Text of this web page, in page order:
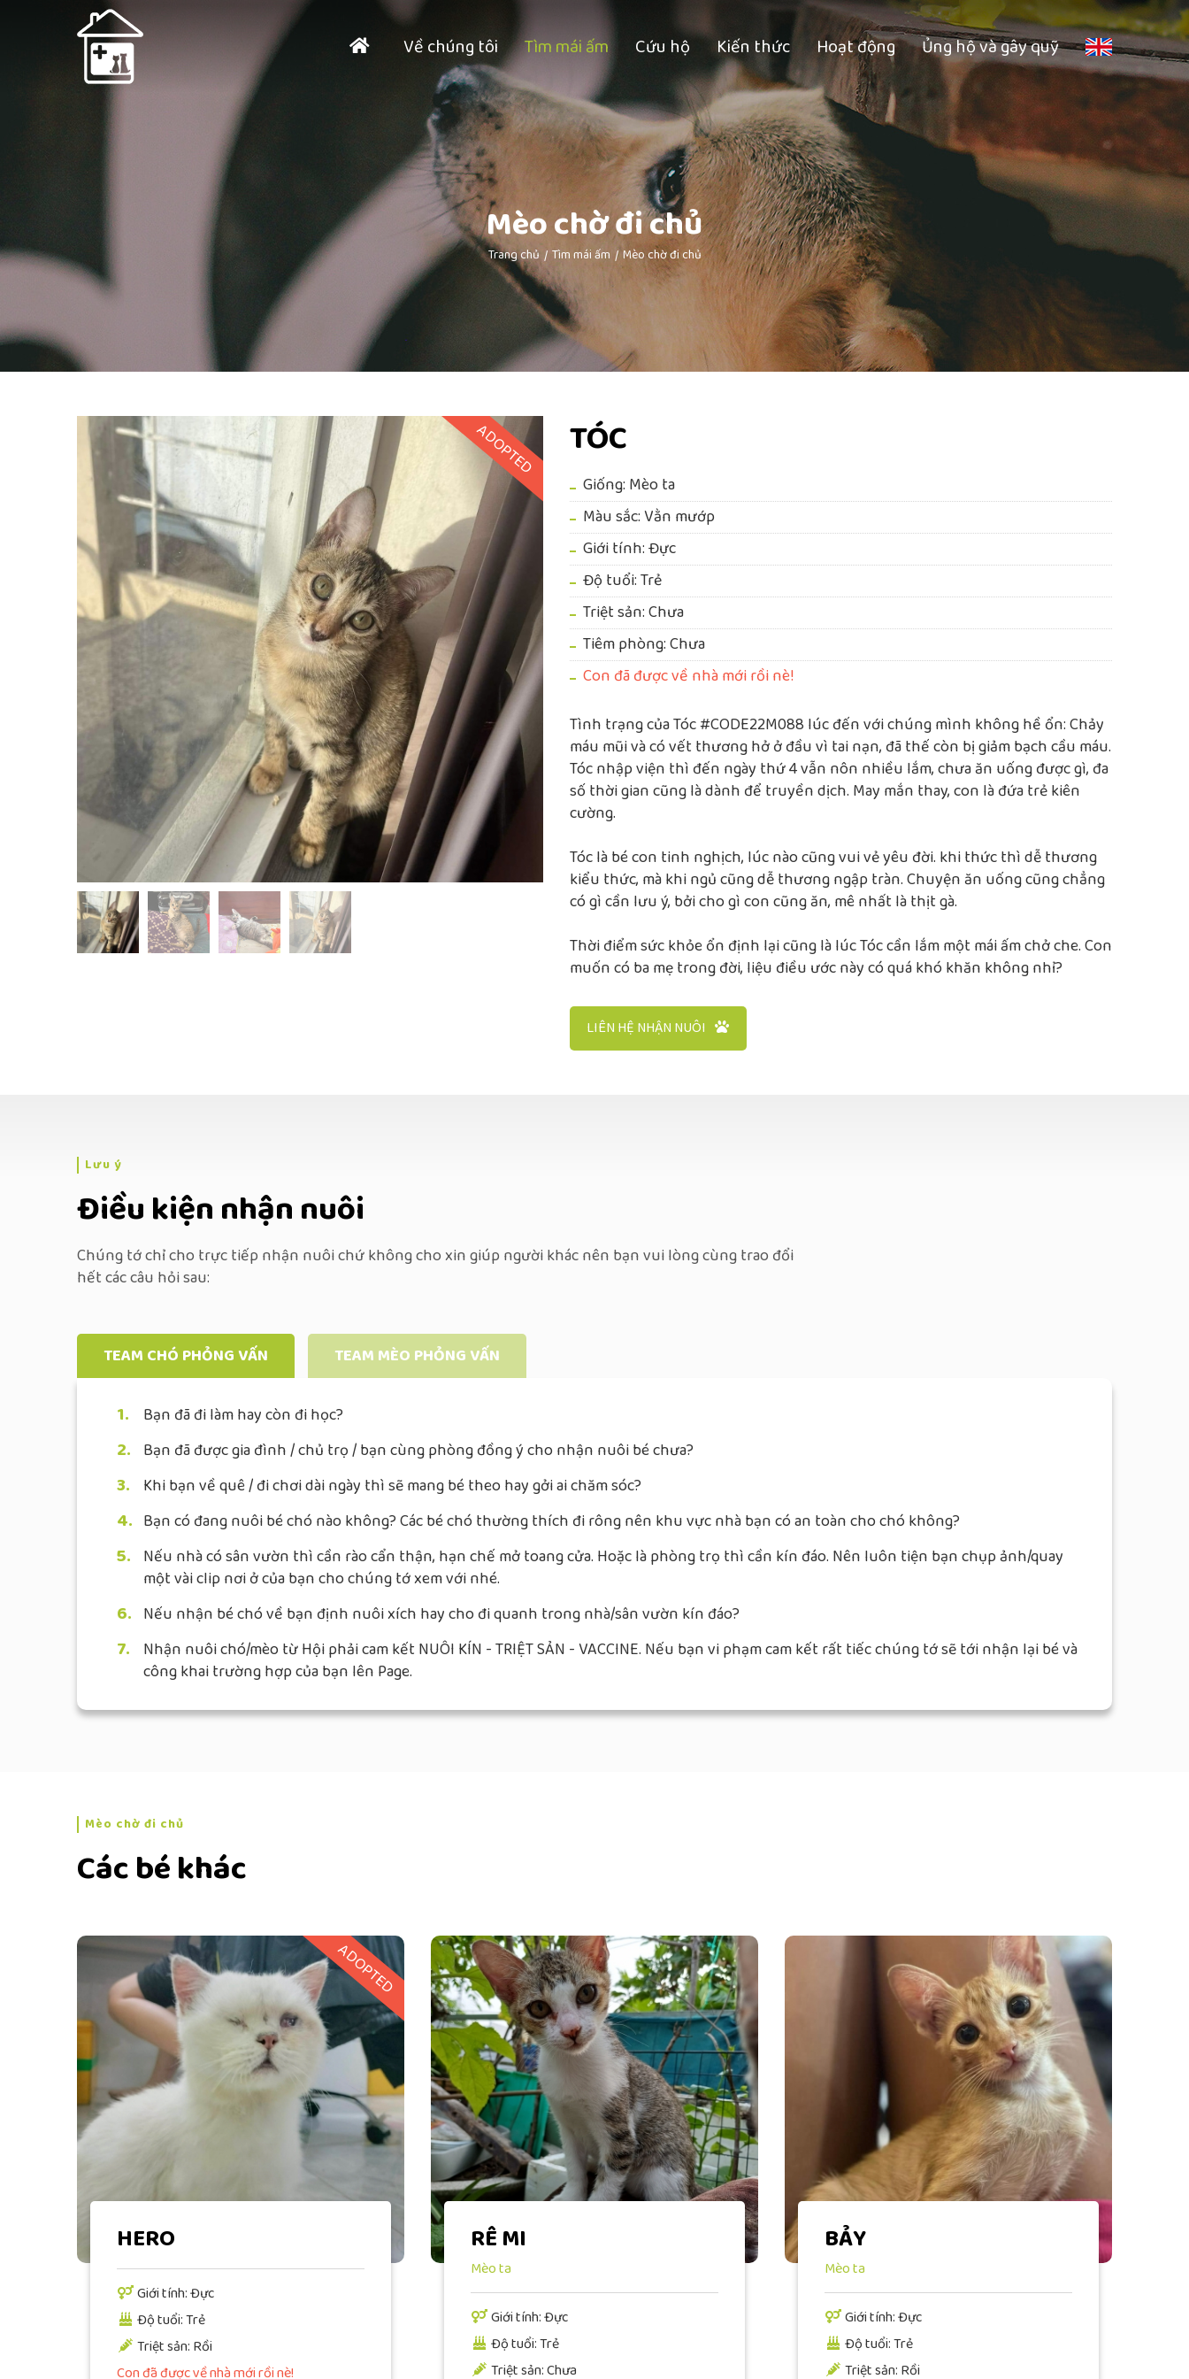
Về chúng tôi Tìm mái ấm Cứu hộ Kiến thức Hoạt động Ủng hộ và gây quỹ
Mèo chờ đi chủ
Trang chủ Tìm mái ấm Mèo chờ đi chủ
ADOPTED TÓC
Giống: Mèo ta
Màu sắc: Vằn mướp
Giới tính: Đực
Độ tuổi: Trẻ
Triệt sản: Chưa
Tiêm phòng: Chưa
Con đã được về nhà mới rồi nè!
Tình trạng của Tóc #CODE22M088 lúc đến với chúng mình không hề ổn: Chảy
máu mũi và có vết thương hở ở đầu vì tai nạn, đã thế còn bị giảm bạch cầu máu.
Tóc nhập viện thì đến ngày thứ 4 vẫn nôn nhiều lắm, chưa ăn uống được gì, đa
số thời gian cũng là dành để truyền dịch. May mắn thay, con là đứa trẻ kiên
cường.
Tóc là bé con tinh nghịch, lúc nào cũng vui vẻ yêu đời. khi thức thì dễ thương
kiểu thức, mà khi ngủ cũng dễ thương ngập tràn. Chuyện ăn uống cũng chẳng
có gì cần lưu ý, bởi cho gì con cũng ăn, mê nhất là thịt gà.
Thời điểm sức khỏe ổn định lại cũng là lúc Tóc cần lắm một mái ấm chở che. Con
muốn có ba mẹ trong đời, liệu điều ước này có quá khó khăn không nhỉ?
LIÊN HỆ NHẬN NUÔI
Lưu ý
Điều kiện nhận nuôi
Chúng tớ chỉ cho trực tiếp nhận nuôi chứ không cho xin giúp người khác nên bạn vui lòng cùng trao đổi
hết các câu hỏi sau:
TEAM CHÓ PHỎNG VẤN TEAM MÈO PHỎNG VẤN
1. Bạn đã đi làm hay còn đi học?
2. Bạn đã được gia đình / chủ trọ / bạn cùng phòng đồng ý cho nhận nuôi bé chưa?
3. Khi bạn về quê / đi chơi dài ngày thì sẽ mang bé theo hay gởi ai chăm sóc?
4. Bạn có đang nuôi bé chó nào không? Các bé chó thường thích đi rông nên khu vực nhà bạn có an toàn cho chó không?
5. Nếu nhà có sân vườn thì cần rào cẩn thận, hạn chế mở toang cửa. Hoặc là phòng trọ thì cần kín đáo. Nên luôn tiện bạn chụp ảnh/quay
một vài clip nơi ở của bạn cho chúng tớ xem với nhé.
6. Nếu nhận bé chó về bạn định nuôi xích hay cho đi quanh trong nhà/sân vườn kín đáo?
7.
Nhận nuôi chó/mèo từ Hội phải cam kết NUÔI KÍN - TRIỆT SẢN - VACCINE. Nếu bạn vi phạm cam kết rất tiếc chúng tớ sẽ tới nhận lại bé và
công khai trường hợp của bạn lên Page.
Mèo chờ đi chủ
Các bé khác
ADOPTED
HERO
Giới tính: Đực
Độ tuổi: Trẻ
Triệt sản: Rồi
Con đã được về nhà mới rồi nè!
RÊ MI
Mèo ta
Giới tính: Đực
Độ tuổi: Trẻ
Triệt sản: Chưa
BẢY
Mèo ta
Giới tính: Đực
Độ tuổi: Trẻ
Triệt sản: Rồi